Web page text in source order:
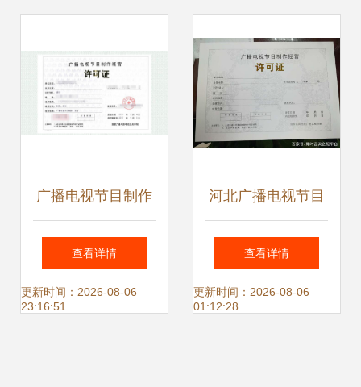
区
广播电视节目制作
经营许可证 行业准
入与申请指南
查看详情
更新时间：2026-08-06
23:16:51
河北广播电视节目
制作经营许可证办
理全流程解析
查看详情
更新时间：2026-08-06
01:12:28